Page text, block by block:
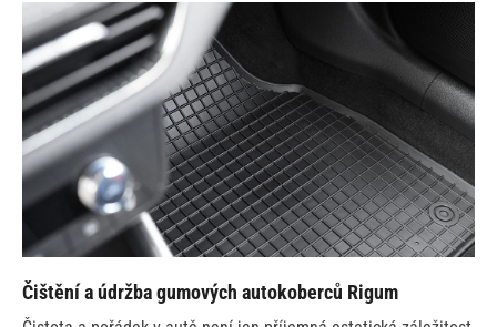
Čištění a údržba gumových autokoberců Rigum